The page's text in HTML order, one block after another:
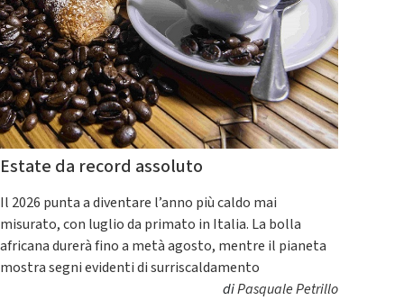
Estate da record assoluto
Il 2026 punta a diventare l’anno più caldo mai
misurato, con luglio da primato in Italia. La bolla
africana durerà fino a metà agosto, mentre il pianeta
mostra segni evidenti di surriscaldamento
diPasquale Petrillo